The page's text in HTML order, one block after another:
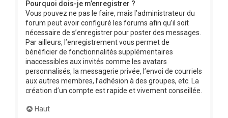
Pourquoi dois-je m’enregistrer ?
Vous pouvez ne pas le faire, mais l’administrateur du
forum peut avoir configuré les forums afin qu’il soit
nécessaire de s’enregistrer pour poster des messages.
Par ailleurs, l’enregistrement vous permet de
bénéficier de fonctionnalités supplémentaires
inaccessibles aux invités comme les avatars
personnalisés, la messagerie privée, l’envoi de courriels
aux autres membres, l’adhésion à des groupes, etc. La
création d’un compte est rapide et vivement conseillée.
Haut